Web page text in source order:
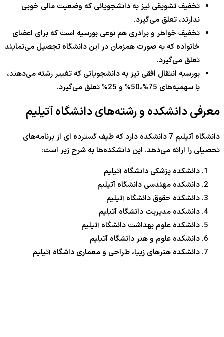
تخفیف تشویقی نیز به دانشجویانی که وضعیت مالی خوبی
ندارند، تعلق می‌گیرد.
تخفیف خواهر و برادری هم نوعی بورسیه است که برای اعضای
خانواده که به صورت همزمان در این دانشگاه تجصیل می‌نمایند
تعلق می‌گیرد.
بورسیه انتقال افقی نیز به دانشجویانی که تغییر رشته می‌دهند،
با سهمیه‌های 75%،50% و 25% تعلق می‌گیرد.
معرفی دانشکده‌ و رشته‌های دانشگاه آتیلیم
دانشگاه آتیلیم 7 دانشکده دارد که طیف گسترده ای از برنامه‌های
تحصیلی را ارائه می‌دهد. این دانشکده‌ها به شرح زیر است:
دانشکده پزشکی دانشگاه آتیلیم
دانشکده مهندسی دانشگاه آتیلیم
دانشکده حقوق دانشگاه آتیلیم
دانشکده مدیریت دانشگاه آتیلیم
دانشکده علوم بهداشت دانشگاه آتیلیم
دانشکده علوم و هنر دانشگاه آتیلیم
دانشکده هنرهای زیبا، طراحی و معماری داشگاه آتیلیم